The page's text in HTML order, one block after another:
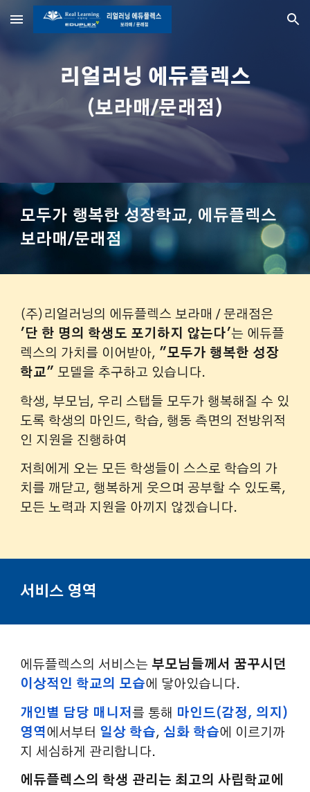
Skip to main content Skip to navigation
리얼러닝 에듀플렉스
(보라매/문래점)
모두가 행복한 성장학교, 에듀플렉스
보라매/문래점
(주)리얼러닝의 에듀플렉스 보라매 / 문래점은
'단 한 명의 학생도 포기하지 않는다'는 에듀플
렉스의 가치를 이어받아, "모두가 행복한 성장
학교" 모델을 추구하고 있습니다.
학생, 부모님, 우리 스탭들 모두가 행복해질 수 있
도록 학생의 마인드, 학습, 행동 측면의 전방위적
인 지원을 진행하여
저희에게 오는모든 학생들이 스스로 학습의 가
치를 깨닫고, 행복하게 웃으며 공부할 수 있도록,
모든 노력과 지원을 아끼지 않겠습니다.
서비스 영역
에듀플렉스의 서비스는 부모님들께서 꿈꾸시던
이상적인 학교의 모습에 닿아있습니다.
개인별 담당 매니저를 통해 마인드(감정, 의지)
영역에서부터 일상 학습,심화 학습에 이르기까
지 세심하게 관리합니다.
에듀플렉스의 학생 관리는 최고의 사립학교에